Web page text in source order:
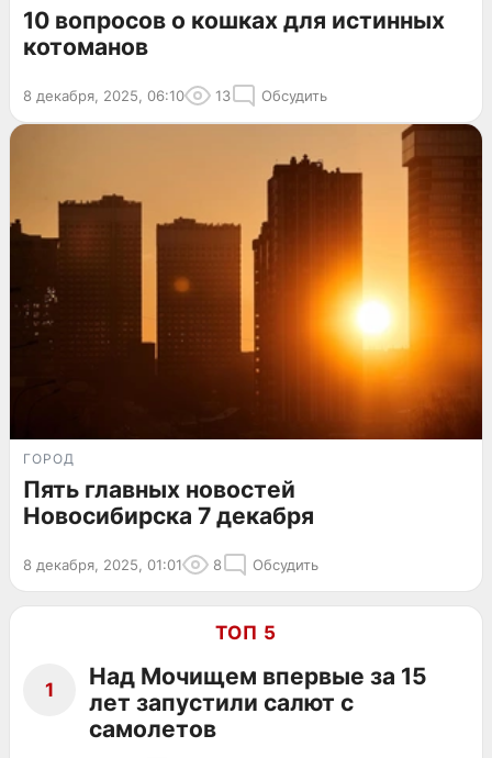
10 вопросов о кошках для истинных
котоманов
8 декабря, 2025, 06:10 13 Обсудить
ГОРОД
Пять главных новостей
Новосибирска 7 декабря
8 декабря, 2025, 01:01 8 Обсудить
ТОП 5
1
Над Мочищем впервые за 15
лет запустили салют с
самолетов